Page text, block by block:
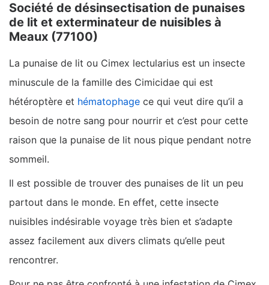
Société de désinsectisation de punaises
de lit et exterminateur de nuisibles à
Meaux (77100)
La punaise de lit ou Cimex lectularius est un insecte
minuscule de la famille des Cimicidae qui est
hétéroptère et hématophage ce qui veut dire qu’il a
besoin de notre sang pour nourrir et c’est pour cette
raison que la punaise de lit nous pique pendant notre
sommeil.
Il est possible de trouver des punaises de lit un peu
partout dans le monde. En effet, cette insecte
nuisibles indésirable voyage très bien et s’adapte
assez facilement aux divers climats qu’elle peut
rencontrer.